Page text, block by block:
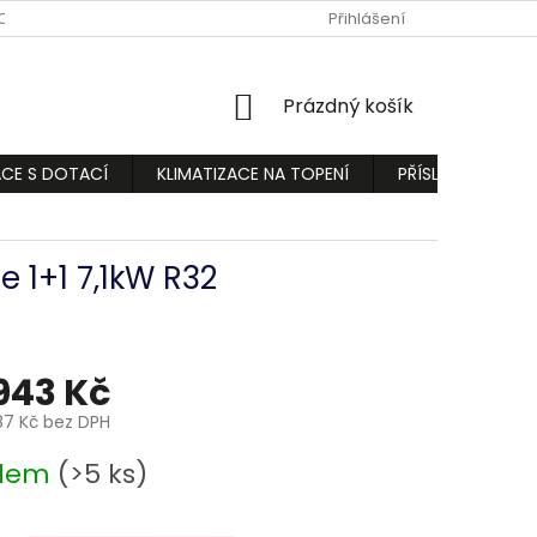
PODMÍNKY OCHRANY OSOBNÍCH ÚDAJŮ
Přihlášení
NÁKUPNÍ
Prázdný košík
S DOTACÍ KLIMATIZACE NA TOPENÍ
PŘÍSLUŠENSTVÍ
7,1kW R32
Kč
Kč bez DPH
(>5 ks)